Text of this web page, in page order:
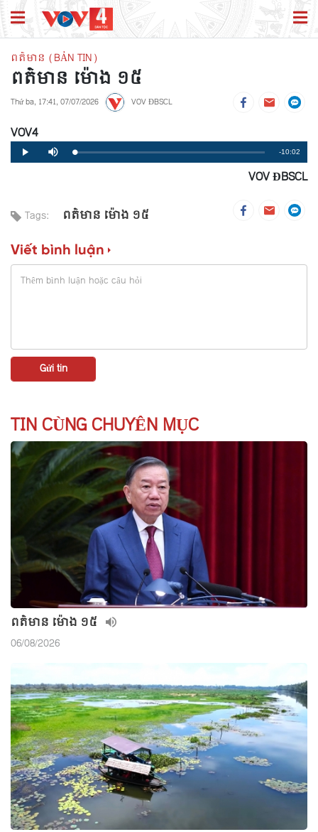
ពត៌មាន (BẢN TIN)
ពត៌មាន ម៉ោង ១៥
Thứ ba, 17:41, 07/07/2026 VOV ĐBSCL
VOV4
Play Mute Loaded:
0%
Progress:
0%
Remaining
Time
-10:02
VOV ĐBSCL
Tags: ពត៌មាន ម៉ោង ១៥
Viết bình luận
TIN CÙNG CHUYÊN MỤC
ពត៌មាន ម៉ោង ១៥
06/08/2026